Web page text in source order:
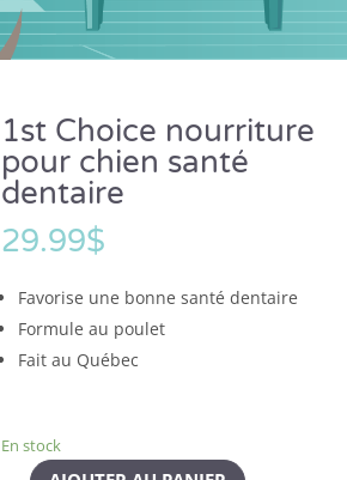
1st Choice nourriture
pour chien santé
dentaire
29.99$
Favorise une bonne santé dentaire
Formule au poulet
Fait au Québec
En stock